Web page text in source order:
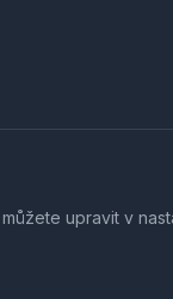
upravit v